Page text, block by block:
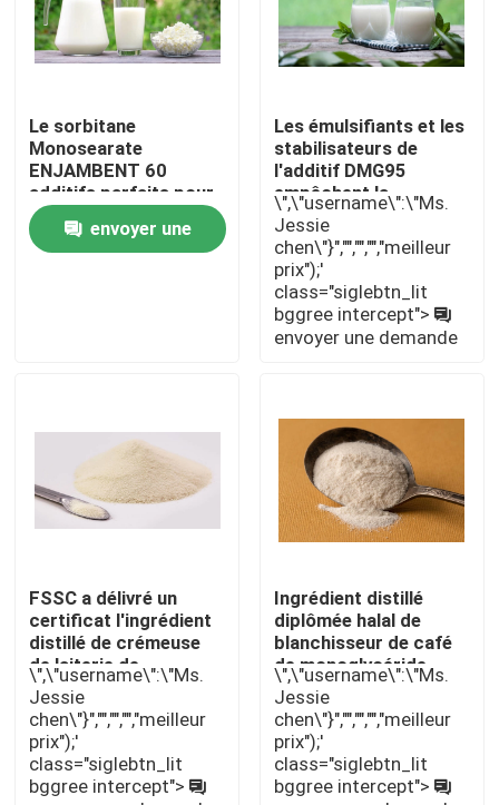
Visite d'usine
Contactez-nous
Nouvelles
Émulsifiant de catégorie comestible
Émulsifiants alimentaires naturels
Mono et diglycérides
Monostéarate de glycérol
Émulsifiant de promoteur de gâteau
Le sorbitane
Monosearate
ENJAMBENT 60
additifs parfaits pour
des laitages
augmentant la
stabilité et
envoyer une
Les émulsifiants et les
stabilisateurs de
l'additif DMG95
empêchent la
stratification possible
en lait
\",\"username\":\"Ms.
Jessie
chen\"}","","","","meilleur
prix");'
class="siglebtn_lit
bggree intercept">
envoyer une demande
FSSC a délivré un
certificat l'ingrédient
distillé de crémeuse
de laiterie de
monoglycéride
d'additif non
\",\"username\":\"Ms.
Jessie
chen\"}","","","","meilleur
prix");'
class="siglebtn_lit
bggree intercept">
Ingrédient distillé
diplômée halal de
blanchisseur de café
de monoglycéride
d'additif
\",\"username\":\"Ms.
Jessie
chen\"}","","","","meilleur
prix");'
class="siglebtn_lit
bggree intercept">